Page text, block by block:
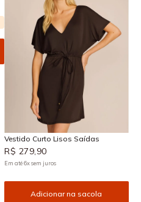
Vestido Curto Lisos Saídas
R$ 279,90
Em até6xsem juros
Adicionar na sacola